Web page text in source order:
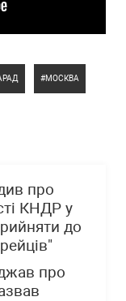
МОСКВА
про
КНДР у
до
про